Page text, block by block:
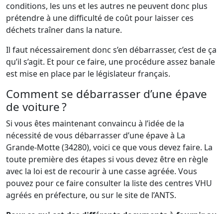
conditions, les uns et les autres ne peuvent donc plus
prétendre à une difficulté de coût pour laisser ces
déchets traîner dans la nature.
Il faut nécessairement donc s’en débarrasser, c’est de ça
qu’il s’agit. Et pour ce faire, une procédure assez banale
est mise en place par le législateur français.
Comment se débarrasser d’une épave
de voiture ?
Si vous êtes maintenant convaincu à l’idée de la
nécessité de vous débarrasser d’une épave à La
Grande-Motte (34280), voici ce que vous devez faire. La
toute première des étapes si vous devez être en règle
avec la loi est de recourir à une casse agréée. Vous
pouvez pour ce faire consulter la liste des centres VHU
agréés en préfecture, ou sur le site de l’ANTS.